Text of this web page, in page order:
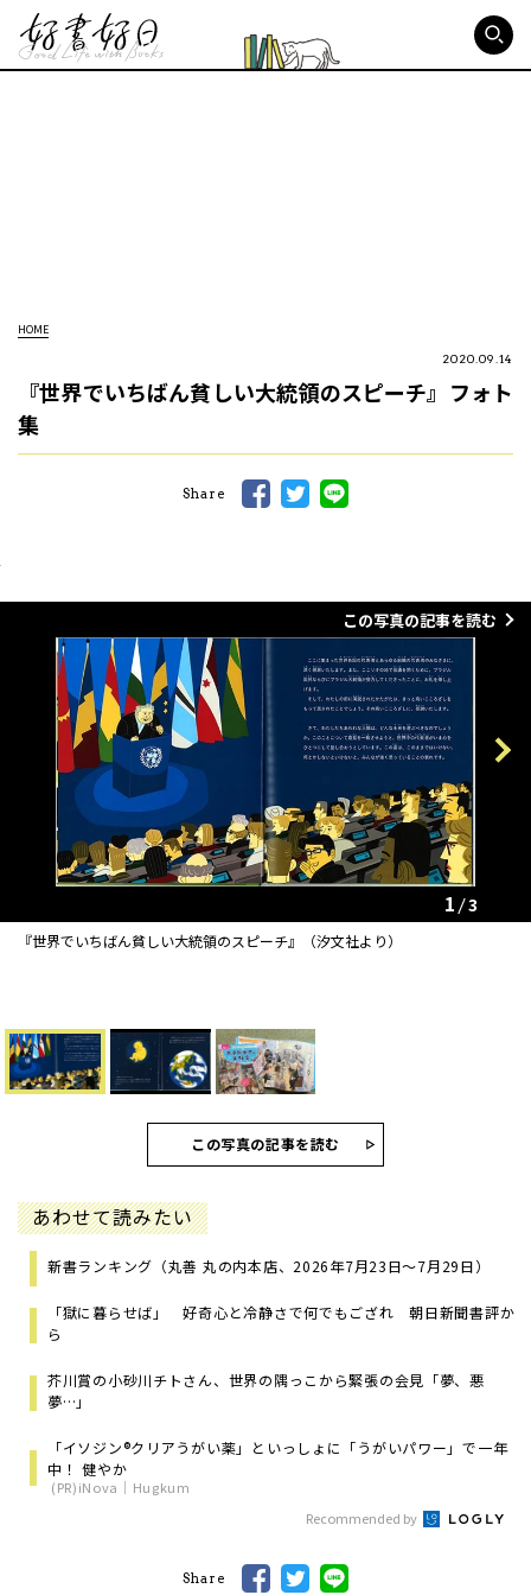
HOME
2020.09.14
『世界でいちばん貧しい大統領のスピーチ』フォト
集
Share
この写真の記事を読む
Previous
『世界でいちばん貧しい大統領のスピーチ』（汐文社より）
Next
1 3
この写真の記事を読む
あわせて読みたい
新書ランキング（丸善 丸の内本店、2026年7月23日～7月29日）
「獄に暮らせば」 好奇心と冷静さで何でもござれ 朝日新聞書評か
ら
芥川賞の小砂川チトさん、世界の隅っこから緊張の会見「夢、悪
夢…」
「イソジン®クリアうがい薬」といっしょに「うがいパワー」で一年
中！ 健やか
(PR)iNova｜Hugkum
Recommended by
Share